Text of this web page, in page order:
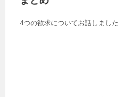
4つの欲求についてお話しました